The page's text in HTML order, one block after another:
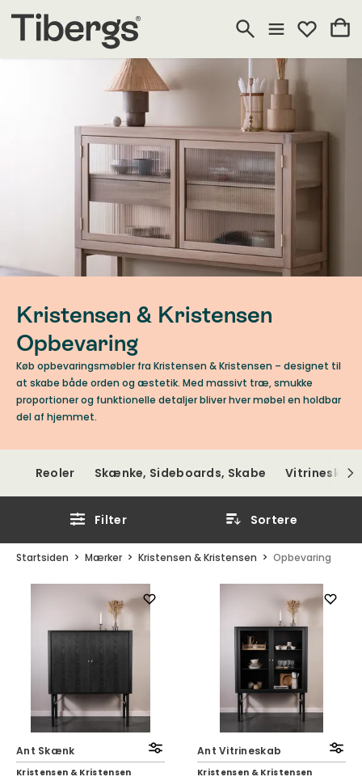
Kristensen & Kristensen
Opbevaring
Køb opbevaringsmøbler fra Kristensen & Kristensen – designet til
at skabe både orden og æstetik. Med massivt træ, smukke
proportioner og funktionelle detaljer bliver hver møbel en holdbar
del af hjemmet.
Reoler Skænke, Sideboards, Skabe
Filter Sortere
Startsiden Mærker Kristensen & Kristensen Opbevaring
Ant Skænk
Kristensen & Kristensen
Ant Vitrineskab
Kristensen & Kristensen